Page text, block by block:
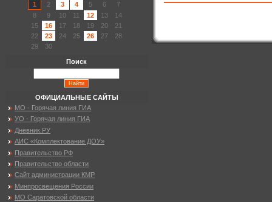
1
2 3 4 5 6
7
8
9 10 11 12 13
14
15
16 17 18 19 20
21
22
23 24 25 26 27
28
29
30
Поиск
ОФИЦИАЛЬНЫЕ САЙТЫ
МО - Горячая линия ГИА
УО - Горячая линия ГИА
Дневник.РУ
АИС «Комплектование ДОУ»
Правительство РФ
Правительство области
Сайт администрации КМР
Минпросвещения России
МО Саратовской области